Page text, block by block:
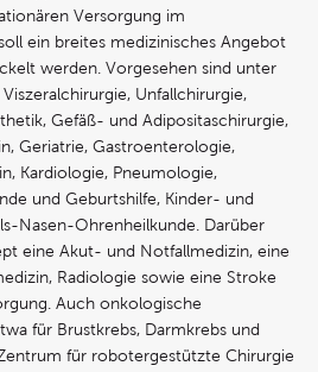
Versorgung im
ein breites medizinisches Angebot
werden. Vorgesehen sind unter
Unfallchirurgie,
Gefäß- und Adipositaschirurgie,
Geriatrie, Gastroenterologie,
Kardiologie, Pneumologie,
und Geburtshilfe, Kinder- und
Nasen-Ohrenheilkunde. Darüber
eine Akut- und Notfallmedizin, eine
Radiologie sowie eine Stroke
Auch onkologische
für Brustkrebs, Darmkrebs und
für robotergestützte Chirurgie